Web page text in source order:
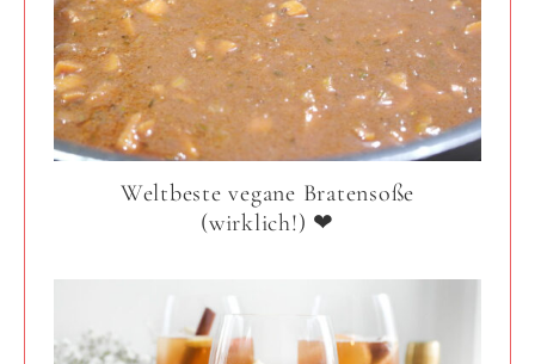
Weltbeste vegane Bratensoße
(wirklich!) ❤